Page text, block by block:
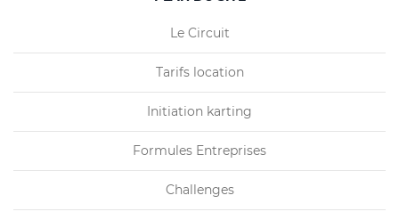
Le Circuit
Tarifs location
Initiation karting
Formules Entreprises
Challenges